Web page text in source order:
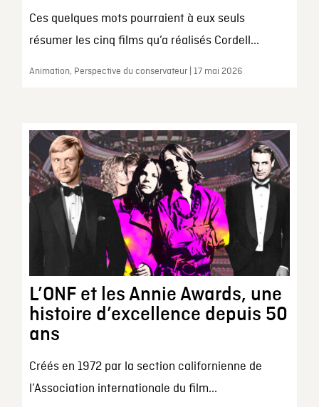
Ces quelques mots pourraient à eux seuls
résumer les cinq films qu’a réalisés Cordell...
Animation, Perspective du conservateur | 17 mai 2026
L’ONF et les Annie Awards, une
histoire d’excellence depuis 50
ans
Créés en 1972 par la section californienne de
l’Association internationale du film...